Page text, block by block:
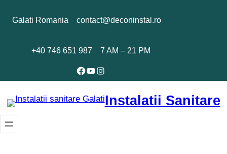
Galati Romania contact@deconinstal.ro
+40 746 651 987 7 AM – 21 PM
Facebook
YouTube
Instagram
Instalatii Sanitare